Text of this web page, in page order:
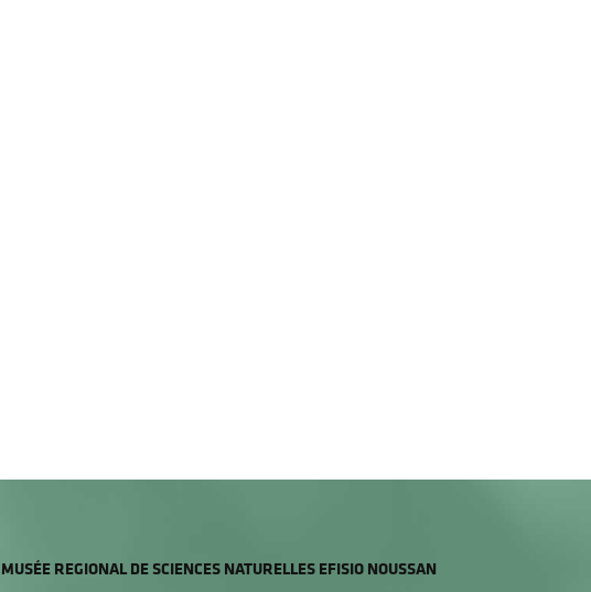
MUSÉE REGIONAL DE SCIENCES NATURELLES EFISIO NOUSSAN